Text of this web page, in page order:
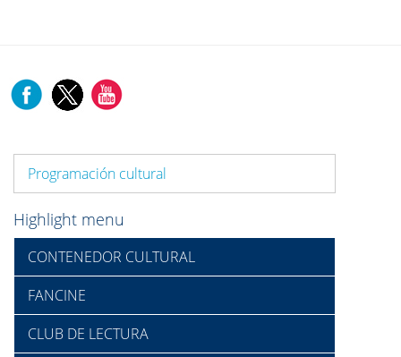
Programación cultural
Highlight menu
CONTENEDOR CULTURAL
FANCINE
CLUB DE LECTURA